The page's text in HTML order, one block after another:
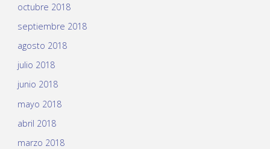
octubre 2018
septiembre 2018
agosto 2018
julio 2018
junio 2018
mayo 2018
abril 2018
marzo 2018